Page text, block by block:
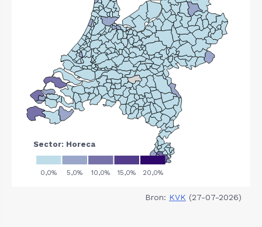
Bron: KVK (27-07-2026)